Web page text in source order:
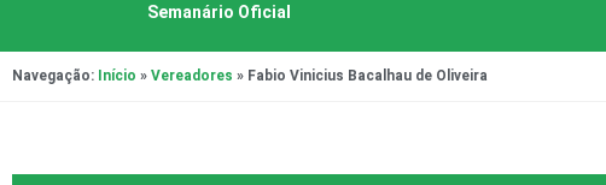
Semanário Oficial
Navegação: Início » Vereadores » Fabio Vinicius Bacalhau de Oliveira